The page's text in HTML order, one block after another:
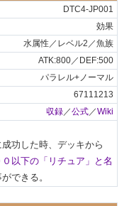
DTC4-JP001
効果
水属性／レベル2／魚族
ATK:800／DEF:500
パラレル+ノーマル
67111213
収録 ／公式 ／Wiki
功した時、デッキから
以下の「リチュア」と名
できる。